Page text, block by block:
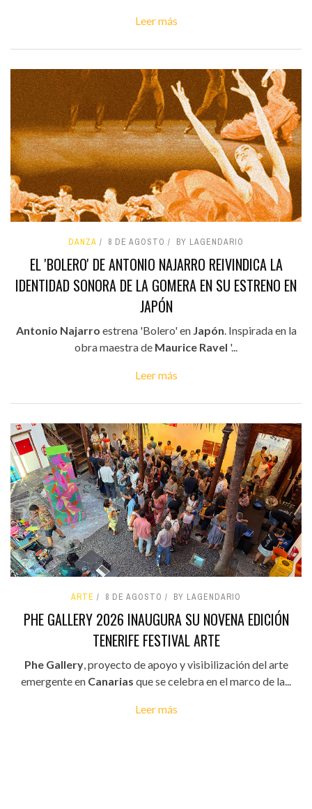
Leer más
DANZA 8 DE AGOSTO BY LAGENDARIO
EL 'BOLERO' DE ANTONIO NAJARRO REIVINDICA LA
IDENTIDAD SONORA DE LA GOMERA EN SU ESTRENO EN
JAPÓN
Antonio Najarro estrena 'Bolero' en Japón. Inspirada en la
obra maestra de Maurice Ravel '...
Leer más
ARTE 8 DE AGOSTO BY LAGENDARIO
PHE GALLERY 2026 INAUGURA SU NOVENA EDICIÓN
TENERIFE FESTIVAL ARTE
Phe Gallery, proyecto de apoyo y visibilización del arte
emergente en Canarias que se celebra en el marco de la...
Leer más